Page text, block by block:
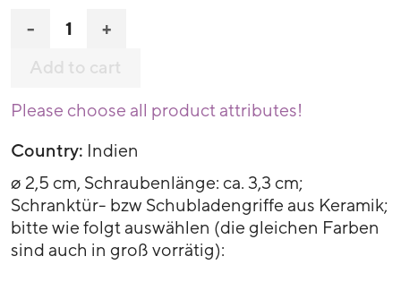
- +
Add to cart
Please choose all product attributes!
Country: Indien
ø 2,5 cm, Schraubenlänge: ca. 3,3 cm;
Schranktür- bzw Schubladengriffe aus Keramik;
bitte wie folgt auswählen (die gleichen Farben
sind auch in groß vorrätig):